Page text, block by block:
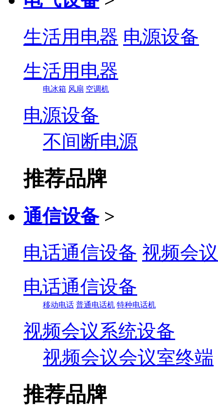
生活用电器 电源设备
生活用电器
电冰箱 风扇 空调机
电源设备
不间断电源
推荐品牌
通信设备 >
电话通信设备 视频会
电话通信设备
移动电话 普通电话机 特种电话机
视频会议系统设备
视频会议会议室终端
推荐品牌